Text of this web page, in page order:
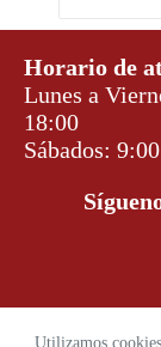
Utilizamos
Horario de
Lunes a
18:00
Sábados: